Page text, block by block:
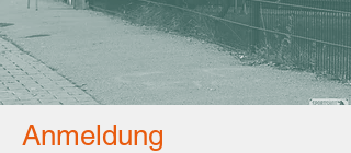
Anmeldung